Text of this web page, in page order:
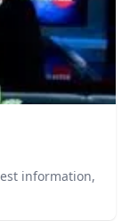
information,